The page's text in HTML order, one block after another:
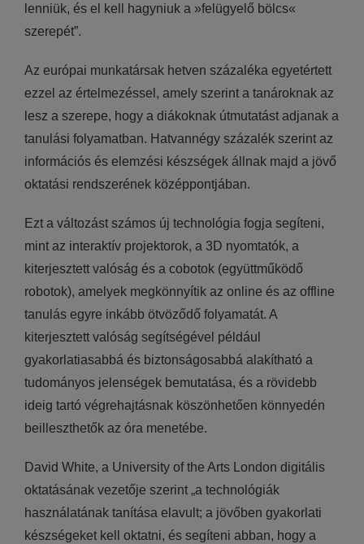
lenniük, és el kell hagyniuk a »felügyelő bölcs«
szerepét”.
Az európai munkatársak hetven százaléka egyetértett
ezzel az értelmezéssel, amely szerint a tanároknak az
lesz a szerepe, hogy a diákoknak útmutatást adjanak a
tanulási folyamatban. Hatvannégy százalék szerint az
információs és elemzési készségek állnak majd a jövő
oktatási rendszerének középpontjában.
Ezt a változást számos új technológia fogja segíteni,
mint az interaktív projektorok, a 3D nyomtatók, a
kiterjesztett valóság és a cobotok (együttműködő
robotok), amelyek megkönnyítik az online és az offline
tanulás egyre inkább ötvöződő folyamatát. A
kiterjesztett valóság segítségével például
gyakorlatiasabbá és biztonságosabbá alakítható a
tudományos jelenségek bemutatása, és a rövidebb
ideig tartó végrehajtásnak köszönhetően könnyedén
beilleszthetők az óra menetébe.
David White, a University of the Arts London digitális
oktatásának vezetője szerint „a technológiák
használatának tanítása elavult; a jövőben gyakorlati
készségeket kell oktatni, és segíteni abban, hogy a